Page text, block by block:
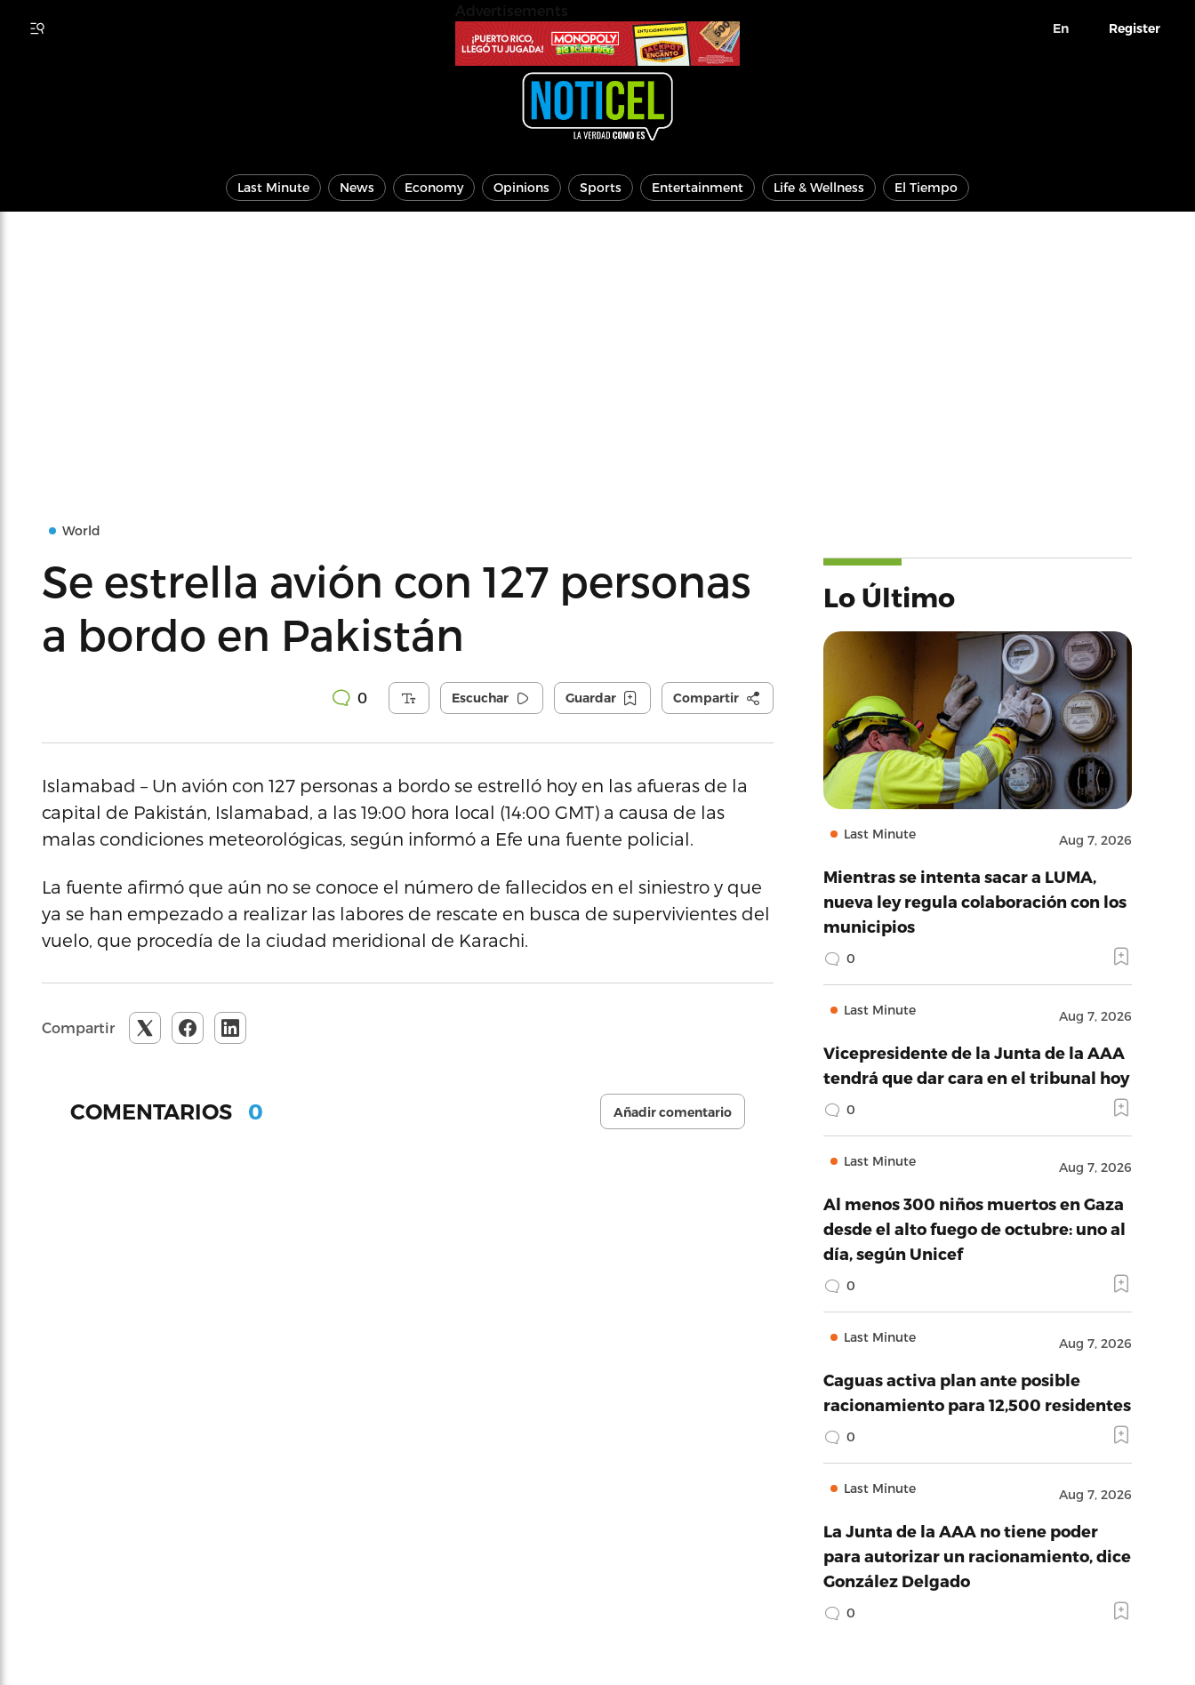
En Register
Last Minute News Economy Opinions Sports Entertainment Life & Wellness El Tiempo
World
Se estrella avión con 127 personas
a bordo en Pakistán
0 Escuchar Guardar Compartir
Islamabad – Un avión con 127 personas a bordo se estrelló hoy en las afueras de la
capital de Pakistán, Islamabad, a las 19:00 hora local (14:00 GMT) a causa de las
malas condiciones meteorológicas, según informó a Efe una fuente policial.
La fuente afirmó que aún no se conoce el número de fallecidos en el siniestro y que
ya se han empezado a realizar las labores de rescate en busca de supervivientes del
vuelo, que procedía de la ciudad meridional de Karachi.
Compartir
COMENTARIOS 0 Añadir comentario
Lo Último
Last Minute Aug 7, 2026
Mientras se intenta sacar a LUMA,
nueva ley regula colaboración con los
municipios
0
Last Minute Aug 7, 2026
Vicepresidente de la Junta de la AAA
tendrá que dar cara en el tribunal hoy
0
Last Minute Aug 7, 2026
Al menos 300 niños muertos en Gaza
desde el alto fuego de octubre: uno al
día, según Unicef
0
Last Minute Aug 7, 2026
Caguas activa plan ante posible
racionamiento para 12,500 residentes
0
Last Minute Aug 7, 2026
La Junta de la AAA no tiene poder
para autorizar un racionamiento, dice
González Delgado
0